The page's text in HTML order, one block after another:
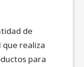
de
realiza
para